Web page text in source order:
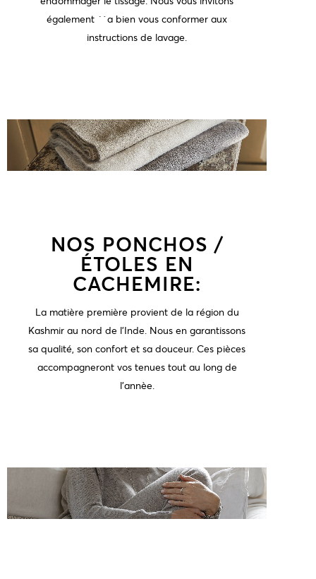
également ´`a bien vous conformer aux
instructions de lavage.
NOS PONCHOS /
ÉTOLES EN
CACHEMIRE:
La matière première provient de la région du
Kashmir au nord de l'Inde. Nous en garantissons
sa qualité, son confort et sa douceur. Ces pièces
accompagneront vos tenues tout au long de
l'annèe.